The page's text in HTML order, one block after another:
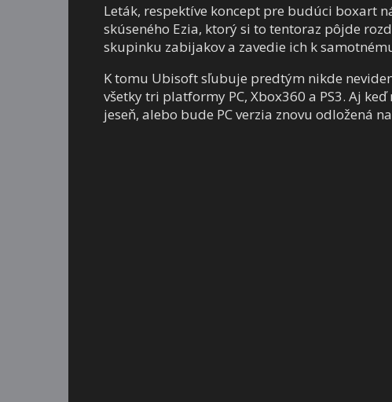
Leták, respektíve koncept pre budúci boxart
skúseného Ezia, ktorý si to tentoraz pôjde
skupinku zabijakov a zavedie ich k
K tomu Ubisoft sľubuje predtým nikde
všetky tri platformy PC, Xbox360 a PS3. Aj
jeseň, alebo bude PC verzia znovu odložená